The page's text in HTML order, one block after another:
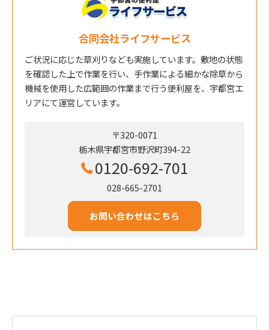
合同会社ライフサービス
ご状況に応じた草刈りなども実施しています。敷地の状態
を確認した上で作業を行い、手作業による細かな除草から
機械を使用した広範囲の作業まで行う便利屋を、宇都宮エ
リアにて運営しています。
〒320-0071
栃木県宇都宮市野沢町394-22
0120-692-701
028-665-2701
お問い合わせはこちら